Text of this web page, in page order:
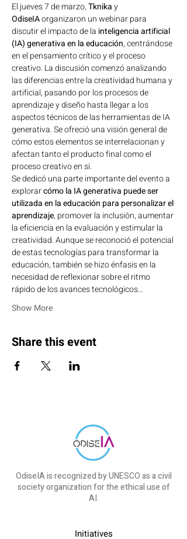
El jueves 7 de marzo, Tknika y
OdiseIA organizaron un webinar para
discutir el impacto de la inteligencia artificial
(IA) generativa en la educación, centrándose
en el pensamiento crítico y el proceso
creativo. La discusión comenzó analizando
las diferencias entre la creatividad humana y
artificial, pasando por los procesos de
aprendizaje y diseño hasta llegar a los
aspectos técnicos de las herramientas de IA
generativa. Se ofreció una visión general de
cómo estos elementos se interrelacionan y
afectan tanto el producto final como el
proceso creativo en sí.
Se dedicó una parte importante del evento a
explorar cómo la IA generativa puede ser
utilizada en la educación para personalizar el
aprendizaje, promover la inclusión, aumentar
la eficiencia en la evaluación y estimular la
creatividad. Aunque se reconoció el potencial
de estas tecnologías para transformar la
educación, también se hizo énfasis en la
necesidad de reflexionar sobre el ritmo
rápido de los avances tecnológicos…
Show More
Share this event
OdiseIA is recognized by UNESCO as a civil
society organization for the ethical use of
AI.
Initiatives